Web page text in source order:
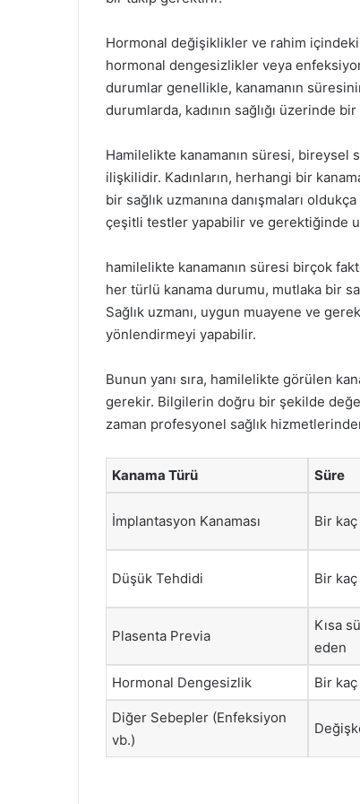
Hormonal değişiklikler ve rahim
hormonal dengesizlikler veya
durumlar genellikle, kanamanın
durumlarda, kadının sağlığı üzerinde
Hamilelikte kanamanın süresi, bireysel
ilişkilidir. Kadınların, herhangi bir
bir sağlık uzmanına danışmaları
çeşitli testler yapabilir ve gerektiğinde
hamilelikte kanamanın süresi birçok
her türlü kanama durumu, mutlaka bir
Sağlık uzmanı, uygun muayene ve
yönlendirmeyi yapabilir.
Bunun yanı sıra, hamilelikte görülen
gerekir. Bilgilerin doğru bir şekilde
zaman profesyonel sağlık
Kanama Türü Süre
İmplantasyon Kanaması Bir
Düşük Tehdidi Bir
Plasenta Previa
Kısa
eden
Hormonal Dengesizlik Bir
Diğer Sebepler (Enfeksiyon
vb.)